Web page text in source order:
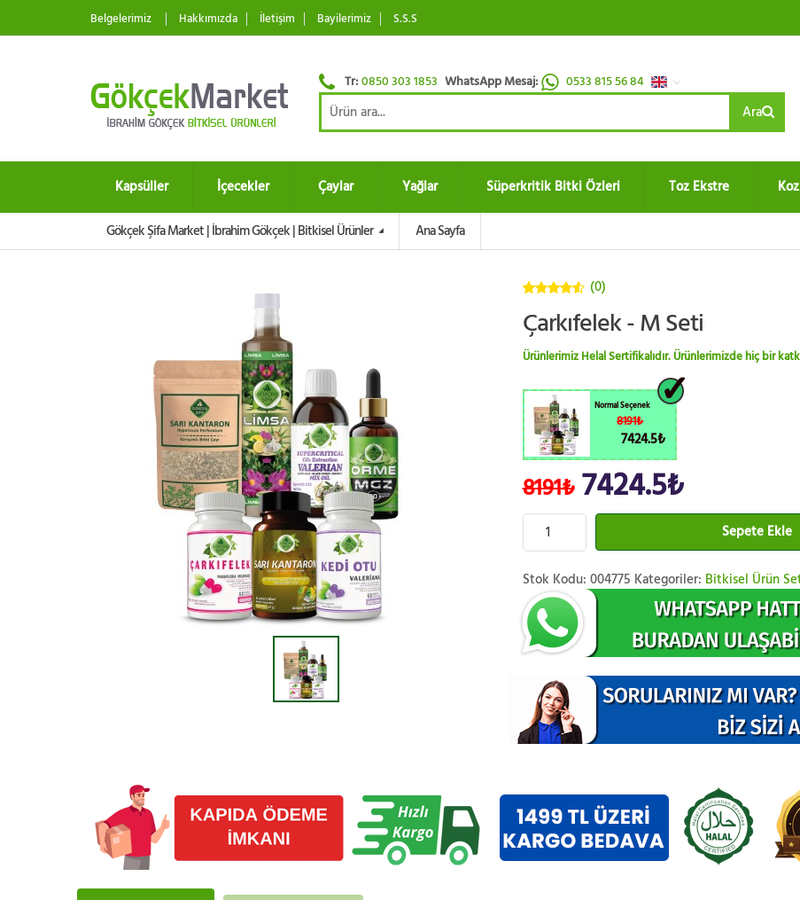
Belgelerimiz Hakkımızda İletişim Bayilerimiz S.S.S
Tr:0850 303 1853 WhatsApp Mesaj: 0533 815 56 84
Ara
Kapsüller İçecekler Çaylar Yağlar Süperkritik Bitki Özleri Toz Ekstre
Gökçek Şifa Market | İbrahim Gökçek | Bitkisel Ürünler Ana Sayfa
üzerinden
(0)
Çarkıfelek - M Seti
Ürünlerimiz Helal Sertifikalıdır. Ürünlerimizde hiç bir
Normal Seçenek
8191₺
7424.5₺
8191₺7424.5₺
Sepete Ekle
Stok Kodu: 004775 Kategoriler: Bitkisel Ürün